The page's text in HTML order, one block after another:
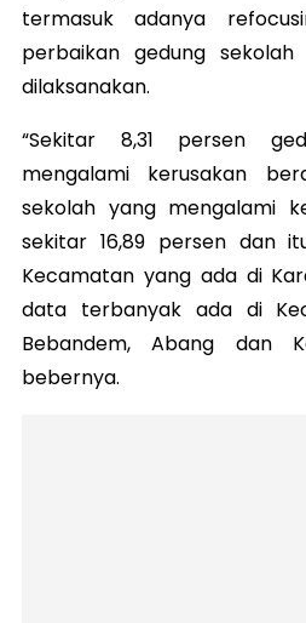
termasuk adanya
perbaikan gedung
dilaksanakan.
“Sekitar 8,31 persen
mengalami kerusakan
sekolah yang mengalami
sekitar 16,89 persen dan
Kecamatan yang ada di
data terbanyak ada di
Bebandem, Abang dan
bebernya.